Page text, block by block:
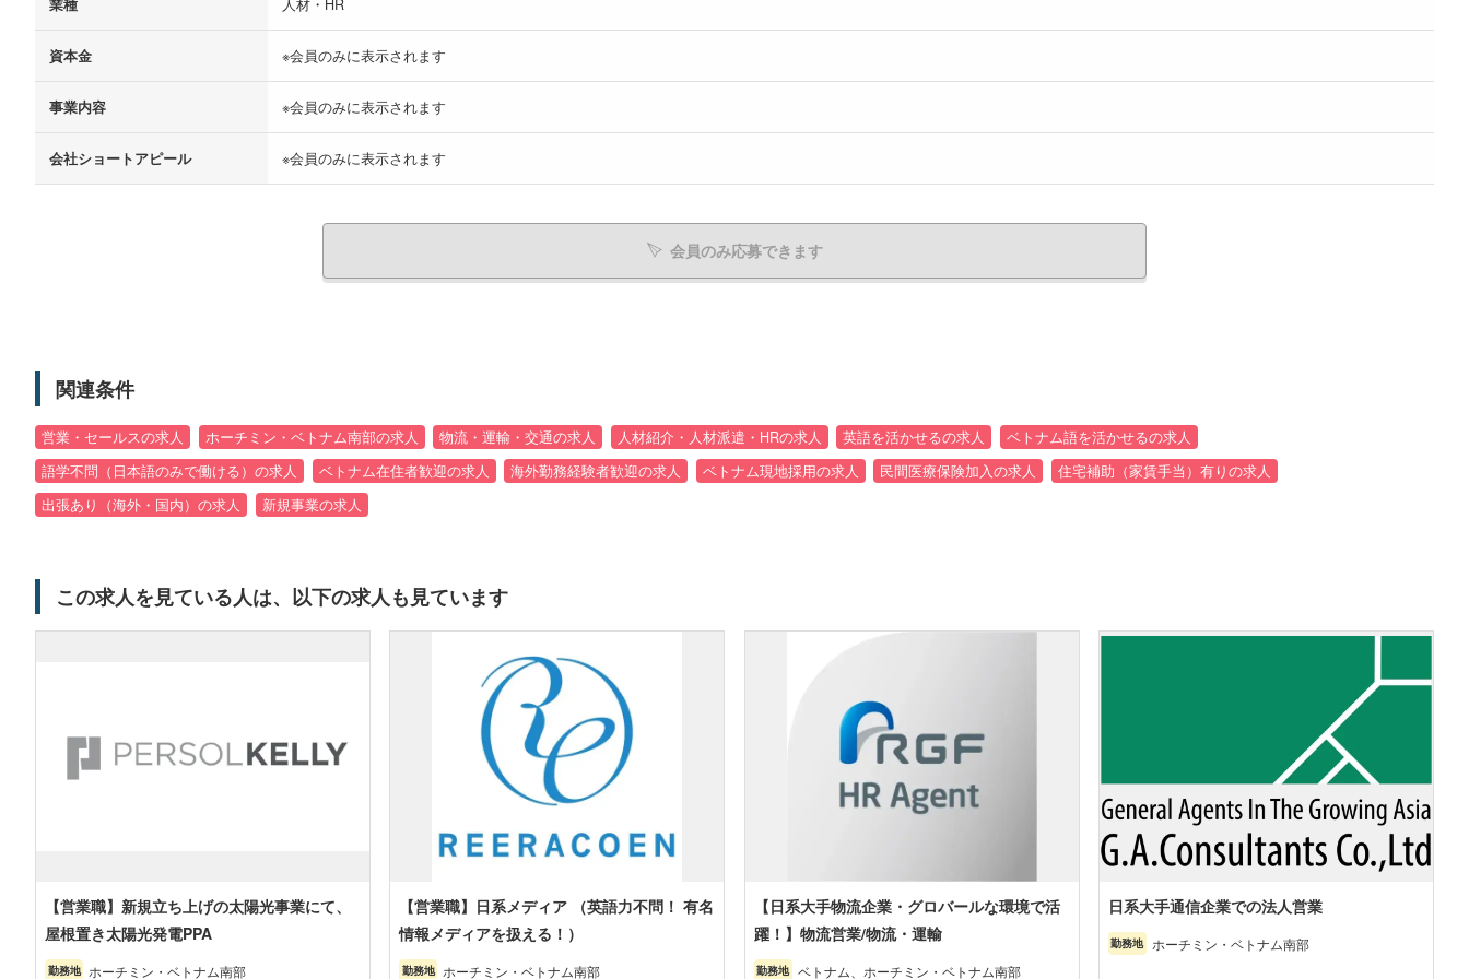
資本金 ※会員のみに表示されます
事業内容 ※会員のみに表示されます
会社ショートアピール ※会員のみに表示されます
会員のみ応募できます
関連条件
営業・セールスの求人 ホーチミン・ベトナム南部の求人 物流・運輸・交通の求人 人材紹介・人材派遣・HRの求人 英語を活かせるの求人
ベトナム語を活かせるの求人
語学不問（日本語のみで働ける）の求人
ベトナム在住者歓迎の求人 海外勤務経験者歓迎の求人 ベトナム現地採用の求人 民間医療保険加入の求人
住宅補助（家賃手当）有りの求人
出張あり（海外・国内）の求人
新規事業の求人
この求人を見ている人は、以下の求人も見ています
【営業職】新規立ち上げの太陽光事業にて、
屋根置き太陽光発電PPA
勤務地 ホーチミン・ベトナム南部
【営業職】日系メディア （英語力不問！ 有名
情報メディアを扱える！）
勤務地 ホーチミン・ベトナム南部
【日系大手物流企業・グロバールな環境で活
躍！】物流営業/物流・運輸
勤務地 ベトナム、ホーチミン・ベトナム南部
日系大手通信企業での法人営業
勤務地 ホーチミン・ベトナム南部